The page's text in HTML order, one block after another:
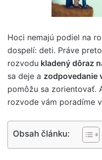
Hoci nemajú podiel na
dospelí: deti. Práve
rozvodu kladený dôraz
sa deje a zodpovedanie
pomôžu sa zorientovať.
rozvode vám poradíme
Obsah článku: